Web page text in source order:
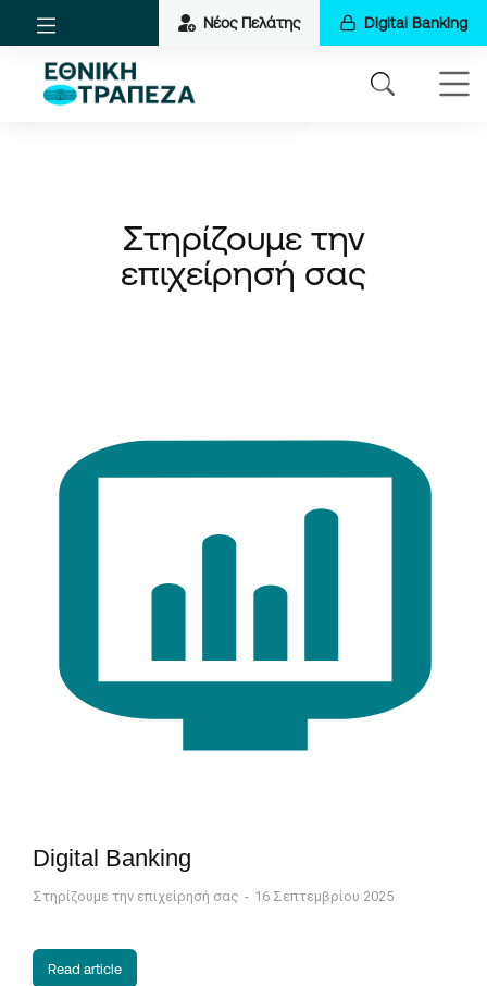
Νέος Πελάτης Digital Banking
Στηρίζουμε την
επιχείρησή σας
Digital Banking
Στηρίζουμε την επιχείρησή σας 16 Σεπτεμβρίου 2025
Read article